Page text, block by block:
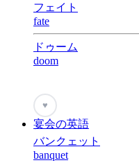
フェイト
fate
ドゥーム
doom
♥
宴会の英語
バンクェット
banquet